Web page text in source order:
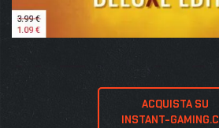
ACQUISTA SU
INSTANT-